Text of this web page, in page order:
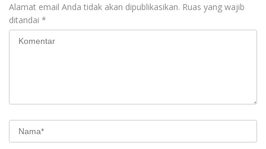
Alamat email Anda tidak akan dipublikasikan. Ruas yang wajib
ditandai *